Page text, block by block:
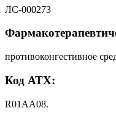
ЛС-000273
противоконгестивное
Код АТХ:
R01AA08.